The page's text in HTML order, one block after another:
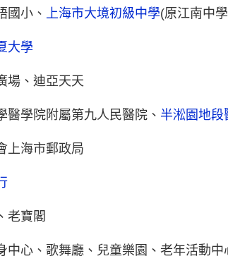
國小、 上海市大境初級中學(原江南中
大學
場、迪亞天天
醫學院附屬第九人民醫院、 半淞園地段
上海市郵政局
老寶閣
中心、歌舞廳、兒童樂園、老年活動中